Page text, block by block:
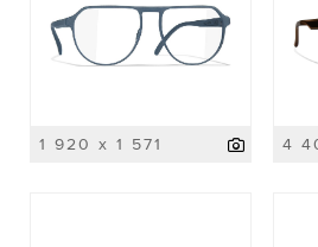
1 920 x 1 571 4